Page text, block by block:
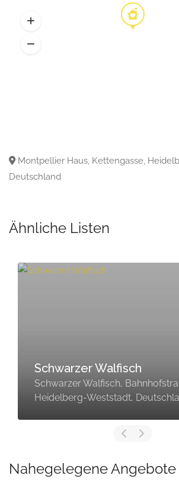
Montpellier Haus, Kettengasse,
Deutschland
Ähnliche Listen
Schwarzer Walfisch
Schwarzer Walfisch,
Heidelberg-Weststadt,
Nahegelegene Angebote